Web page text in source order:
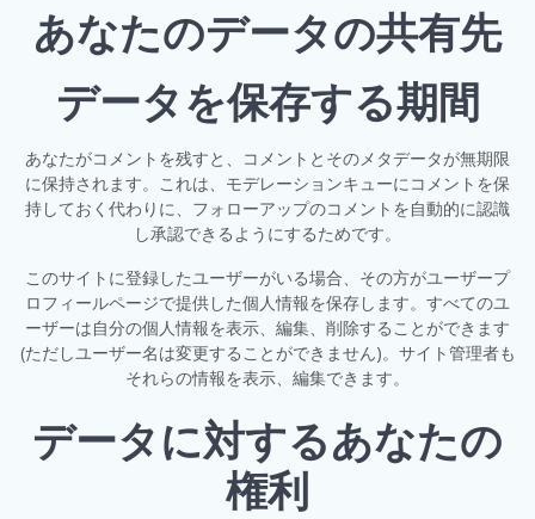
あなたのデータの共有先
データを保存する期間
あなたがコメントを残すと、コメントとそのメタデータが無期限
に保持されます。これは、モデレーションキューにコメントを保
持しておく代わりに、フォローアップのコメントを自動的に認識
し承認できるようにするためです。
このサイトに登録したユーザーがいる場合、その方がユーザープ
ロフィールページで提供した個人情報を保存します。すべてのユ
ーザーは自分の個人情報を表示、編集、削除することができます
(ただしユーザー名は変更することができません)。サイト管理者も
それらの情報を表示、編集できます。
データに対するあなたの
権利